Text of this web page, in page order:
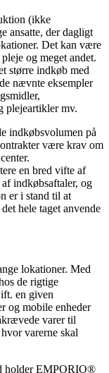
(ikke
ansatte, der dagligt
Det kan være
og meget andet.
større indkøb med
nævnte eksempler
plejeartikler mv.
indkøbsvolumen på
være krav om
en bred vifte af
indkøbsaftaler, og
er i stand til at
hele taget anvende
lokationer. Med
de rigtige
en given
og mobile enheder
varer til
varerne skal
holder EMPORIO®